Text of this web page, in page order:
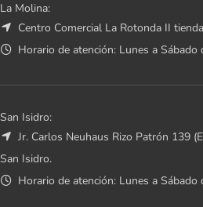
La Molina:
Centro Comercial La Rotonda II
Horario de atención: Lunes a Sábado
San Isidro:
Jr. Carlos Neuhaus Rizo Patrón 139
San Isidro.
Horario de atención: Lunes a Sábado